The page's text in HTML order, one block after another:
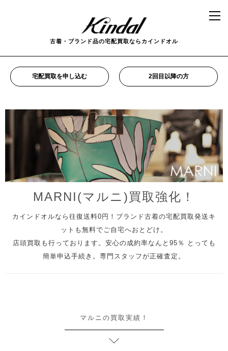
古着・ブランド品の宅配買取ならカインドオル
宅配買取を申し込む 2回目以降の方
MARNI(マルニ)買取強化！
カインドオルなら往復送料0円！ブランド古着の宅配買取発送キ
ットも無料でご自宅へおとどけ。
店頭買取も行っております。安心の成約率なんと95％ とっても
簡単申込手続き。専門スタッフが正確査定。
マルニの買取実績！